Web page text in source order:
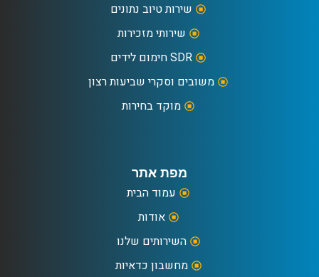
מפת אתר
עמוד הבית
אודות
השירותים שלנו
מחשבון כדאיות
שירות טיוב נתונים
שירותי מזכירות
SDR חימום לידים
משובים וסקרי שביעות רצון
מוקד בחירות